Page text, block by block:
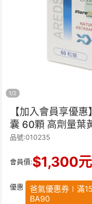
1/2
【加入會員享優
囊 60顆 高劑量葉
品號:010235
會員價:$1,300元
優惠
爸氣優惠券∣滿
BA90